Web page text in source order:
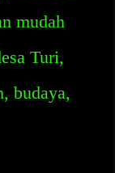
mudah
Turi,
budaya,